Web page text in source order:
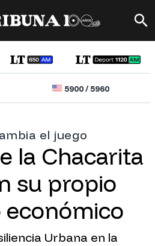
5900/5960
el juego
la Chacarita
su propio
Urbana en la